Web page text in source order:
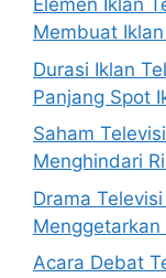
Elemen Iklan
Membuat
Durasi Iklan
Panjang Spot
Saham
Menghindari
Drama
Menggetarkan
Acara Debat